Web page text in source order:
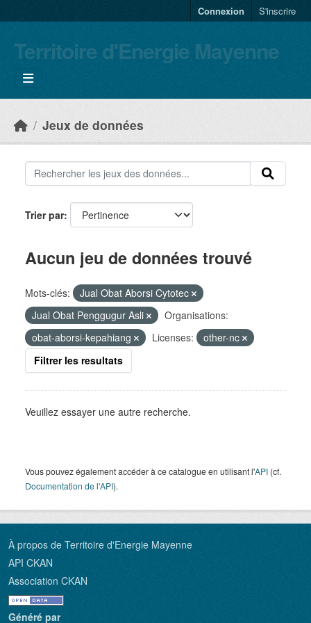
Connexion S'inscrire
Territoire d'Energie Mayenne
Jeux de données
Trier par
Aucun jeu de données trouvé
Mots-clés:
Jual Obat Aborsi Cytotec
Jual Obat Penggugur Asli
Organisations:
obat-aborsi-kepahiang
Licenses:
other-nc
Filtrer les resultats
Veuillez essayer une autre recherche.
Vous pouvez également accéder à ce catalogue en utilisant l'API (cf.
Documentation de l'API).
À propos de Territoire d'Energie Mayenne
API CKAN
Association CKAN
Généré par